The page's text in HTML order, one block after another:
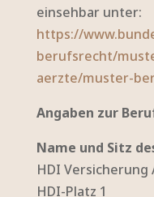
einsehbar unter:
https://
berufsrecht/
aerzte/muster-
Angaben zur
Name und Sitz
HDI Versicherung
HDI-Platz 1